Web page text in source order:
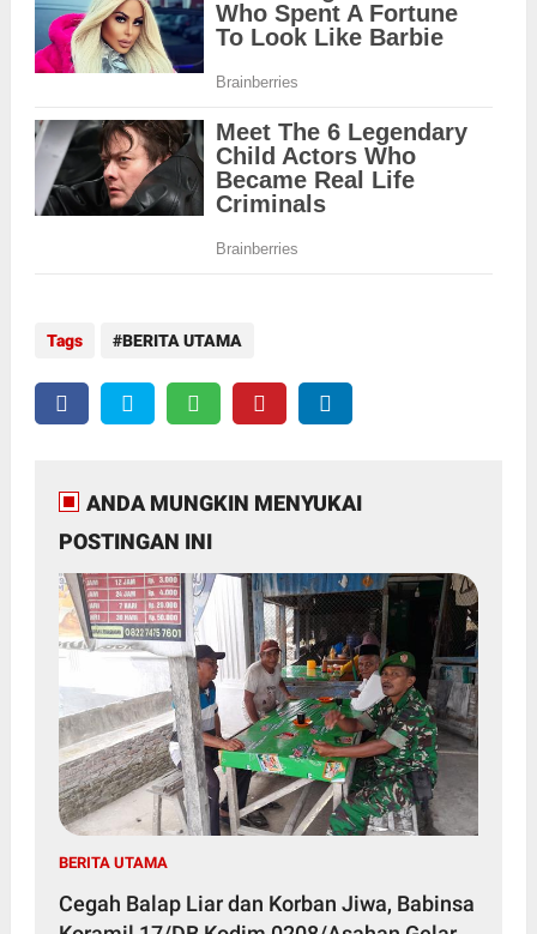
Tags BERITA UTAMA
ANDA MUNGKIN MENYUKAI
POSTINGAN INI
BERITA UTAMA
Cegah Balap Liar dan Korban Jiwa, Babinsa